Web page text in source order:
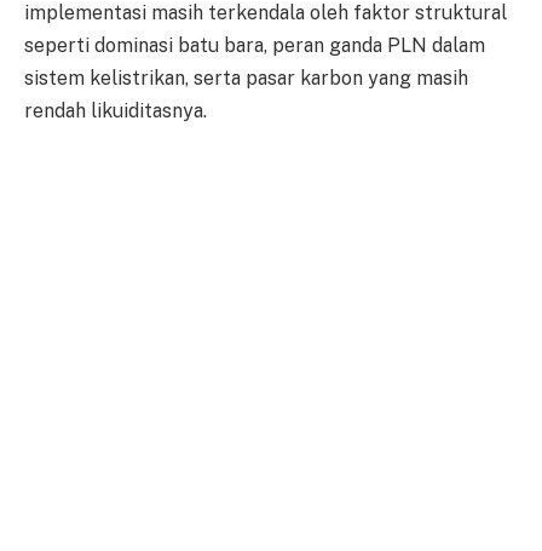
implementasi masih terkendala oleh faktor struktural
seperti dominasi batu bara, peran ganda PLN dalam
sistem kelistrikan, serta pasar karbon yang masih
rendah likuiditasnya.